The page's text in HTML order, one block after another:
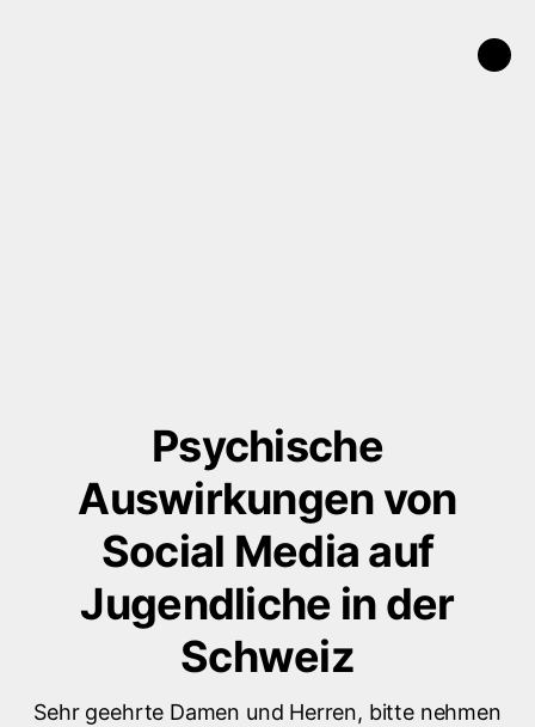
Psychische
Auswirkungen von
Social Media auf
Jugendliche in der
Schweiz
Sehr geehrte Damen und Herren, bitte nehmen